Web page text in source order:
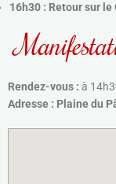
16h30 : Retour sur le
Rendez-vous : à
Adresse : Plaine du